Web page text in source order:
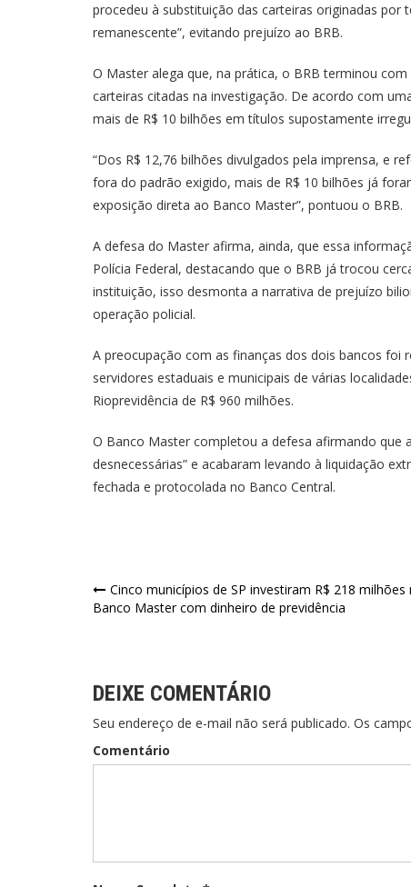
procedeu à substituição das carteiras originadas
remanescente”, evitando prejuízo ao BRB.
O Master alega que, na prática, o BRB terminou
carteiras citadas na investigação. De acordo com
mais de R$ 10 bilhões em títulos supostamente
“Dos R$ 12,76 bilhões divulgados pela imprensa, e
fora do padrão exigido, mais de R$ 10 bilhões já
exposição direta ao Banco Master”, pontuou o BRB.
A defesa do Master afirma, ainda, que essa
Polícia Federal, destacando que o BRB já trocou
instituição, isso desmonta a narrativa de prejuízo
operação policial.
A preocupação com as finanças dos dois bancos foi
servidores estaduais e municipais de várias
Rioprevidência de R$ 960 milhões.
O Banco Master completou a defesa afirmando que
desnecessárias” e acabaram levando à liquidação
fechada e protocolada no Banco Central.
Navegação
Cinco municípios de SP investiram R$ 218 milhões
Banco Master com dinheiro de previdência
DEIXE COMENTÁRIO
Seu endereço de e-mail não será publicado. Os
Comentário